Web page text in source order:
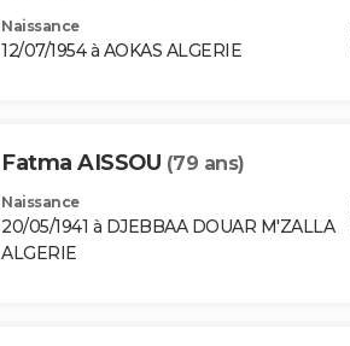
Naissance
12/07/1954 à AOKAS ALGERIE
Fatma AISSOU (79 ans)
Naissance
20/05/1941 à DJEBBAA DOUAR M'ZALLA
ALGERIE